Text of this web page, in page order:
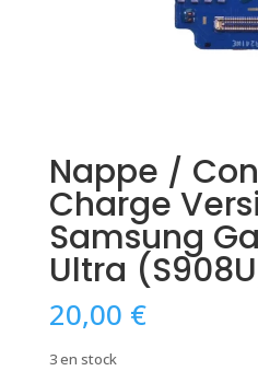
Nappe /
Charge
Samsung
Ultra
20,00 €
3 en stock